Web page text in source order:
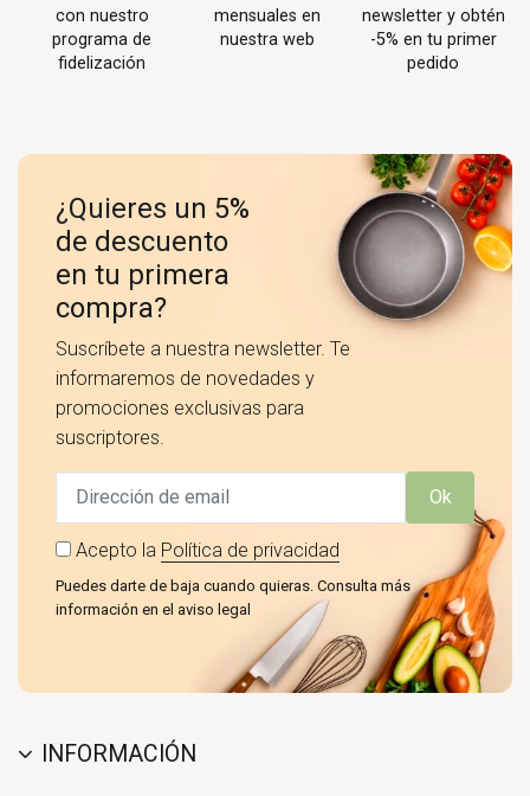
con nuestro
programa de
fidelización
mensuales en
nuestra web
newsletter y obtén
-5% en tu primer
pedido
¿Quieres un 5%
de descuento
en tu primera
compra?
Suscríbete a nuestra newsletter. Te
informaremos de novedades y
promociones exclusivas para
suscriptores.
Ok
Acepto la Política de privacidad
Puedes darte de baja cuando quieras. Consulta más
información en el aviso legal
INFORMACIÓN